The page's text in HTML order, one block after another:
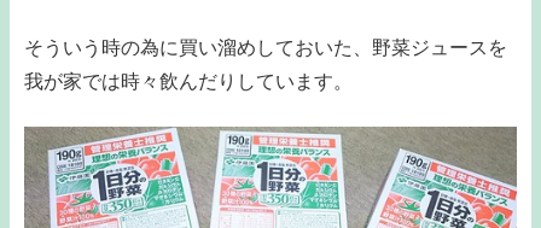
そういう時の為に買い溜めしておいた、野菜ジュースを
我が家では時々飲んだりしています。